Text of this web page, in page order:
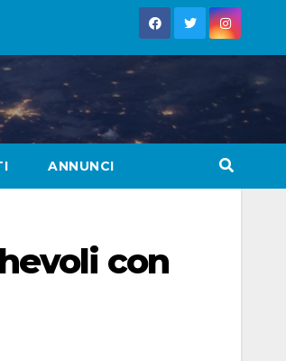
ANNUNCI
con